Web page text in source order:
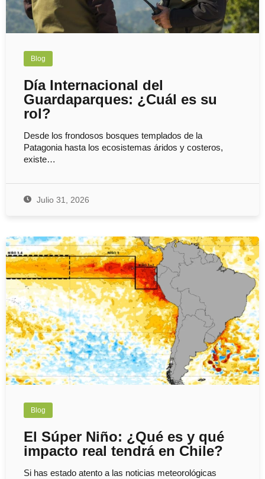
Blog
Día Internacional del
Guardaparques: ¿Cuál es su
rol?
Desde los frondosos bosques templados de la
Patagonia hasta los ecosistemas áridos y costeros,
existe…
Julio 31, 2026
Blog
El Súper Niño: ¿Qué es y qué
impacto real tendrá en Chile?
Si has estado atento a las noticias meteorológicas